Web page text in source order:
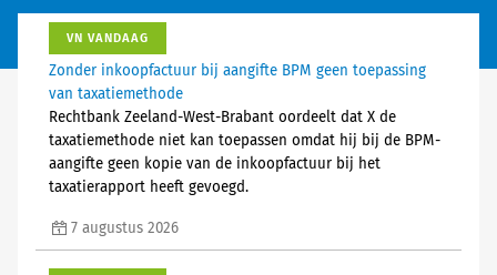
VN VANDAAG
Zonder inkoopfactuur bij aangifte BPM geen toepassing
van taxatiemethode
Rechtbank Zeeland-West-Brabant oordeelt dat X de
taxatiemethode niet kan toepassen omdat hij bij de BPM-
aangifte geen kopie van de inkoopfactuur bij het
taxatierapport heeft gevoegd.
7 augustus 2026